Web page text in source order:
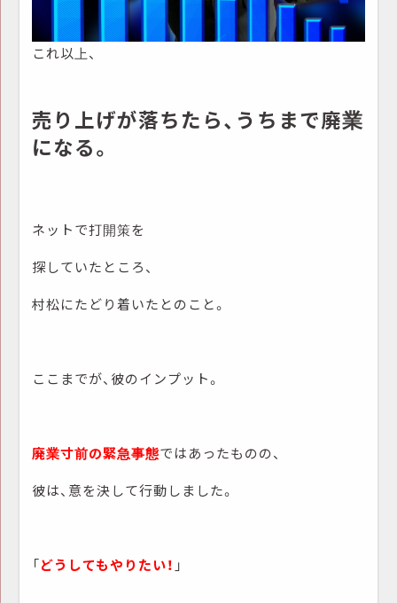
これ以上、
売り上げが落ちたら、うちまで廃業
になる。
ネットで打開策を
探していたところ、
村松にたどり着いたとのこと。
ここまでが、彼のインプット。
廃業寸前の緊急事態ではあったものの、
彼は、意を決して行動しました。
「どうしてもやりたい！ 」